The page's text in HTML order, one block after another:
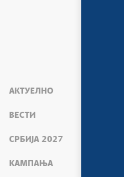
АКТУЕЛНО
ВЕСТИ
СРБИЈА 2027
КАМПАЊА